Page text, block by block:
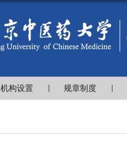
机构设置 规章制度